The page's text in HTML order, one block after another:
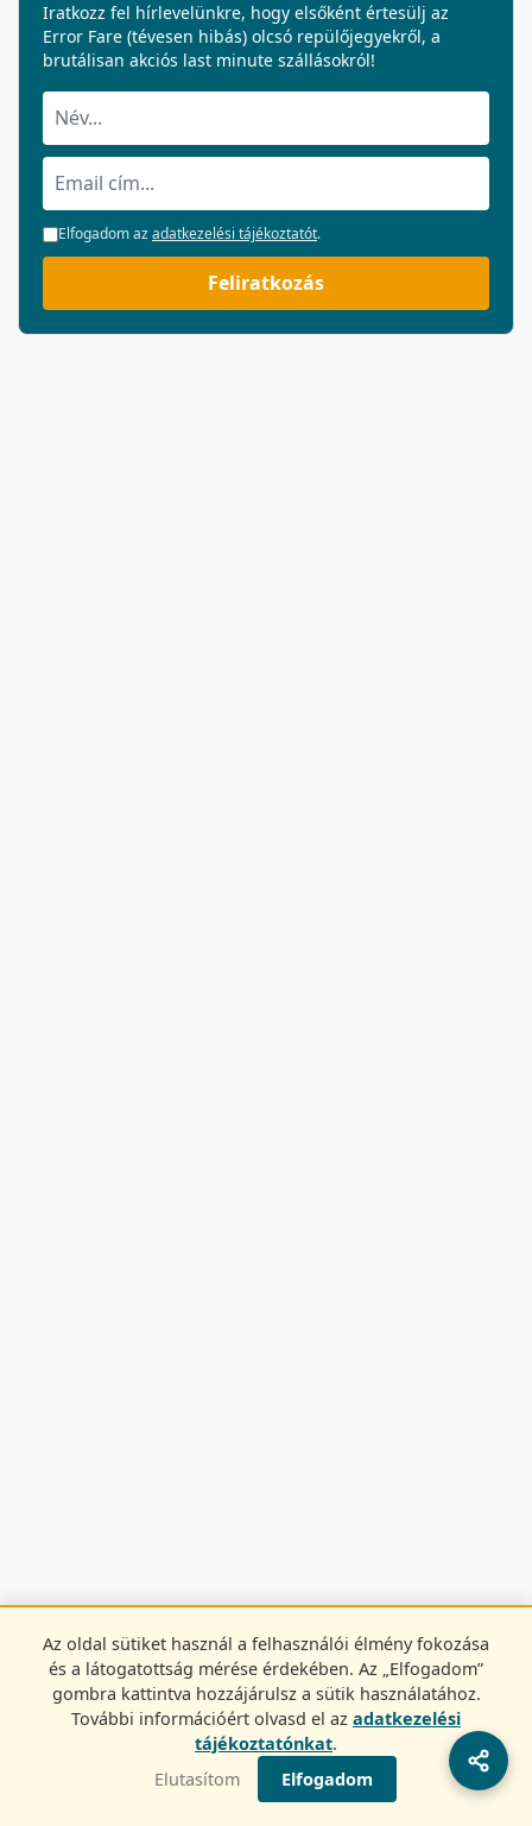
Iratkozz fel hírlevelünkre, hogy elsőként értesülj az
Error Fare (tévesen hibás) olcsó repülőjegyekről, a
brutálisan akciós last minute szállásokról!
Elfogadom azadatkezelési tájékoztatót.
Feliratkozás
Az oldal sütiket használ a felhasználói élmény fokozása
és a látogatottság mérése érdekében. Az „Elfogadom”
gombra kattintva hozzájárulsz a sütik használatához.
További információért olvasd el az adatkezelési
tájékoztatónkat.
Elutasítom
Elfogadom